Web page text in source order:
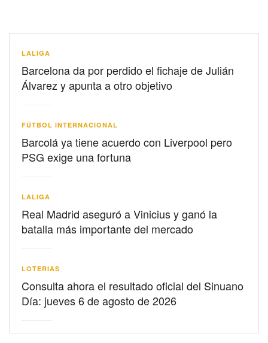
LALIGA
Barcelona da por perdido el fichaje de Julián
Álvarez y apunta a otro objetivo
FÚTBOL INTERNACIONAL
Barcolá ya tiene acuerdo con Liverpool pero
PSG exige una fortuna
LALIGA
Real Madrid aseguró a Vinicius y ganó la
batalla más importante del mercado
LOTERIAS
Consulta ahora el resultado oficial del Sinuano
Día: jueves 6 de agosto de 2026